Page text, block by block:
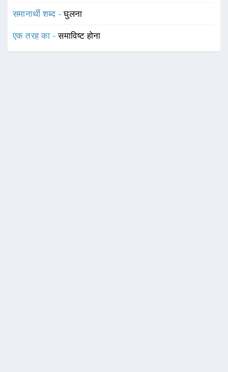
समानार्थी शब्द -घुलना
एक तरह का -समाविष्ट होना